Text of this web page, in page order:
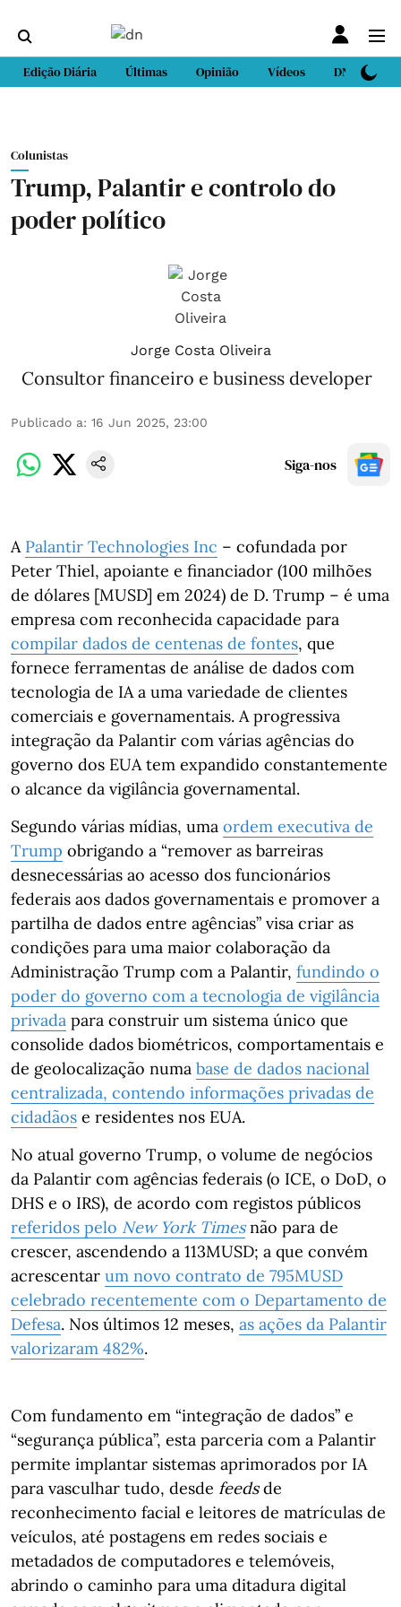
Edição Diária Últimas Opinião Vídeos DN Sport
Colunistas
Trump, Palantir e controlo do
poder político
Jorge Costa Oliveira
Consultor financeiro e business developer
Publicado a: 16 Jun 2025, 23:00
Siga-nos
A Palantir Technologies Inc – cofundada por
Peter Thiel, apoiante e financiador (100 milhões
de dólares [MUSD] em 2024) de D. Trump – é uma
empresa com reconhecida capacidade para
compilar dados de centenas de fontes, que
fornece ferramentas de análise de dados com
tecnologia de IA a uma variedade de clientes
comerciais e governamentais. A progressiva
integração da Palantir com várias agências do
governo dos EUA tem expandido constantemente
o alcance da vigilância governamental.
Segundo várias mídias, uma ordem executiva de
Trump obrigando a “remover as barreiras
desnecessárias ao acesso dos funcionários
federais aos dados governamentais e promover a
partilha de dados entre agências” visa criar as
condições para uma maior colaboração da
Administração Trump com a Palantir, fundindo o
poder do governo com a tecnologia de vigilância
privada para construir um sistema único que
consolide dados biométricos, comportamentais e
de geolocalização numa base de dados nacional
centralizada, contendo informações privadas de
cidadãos e residentes nos EUA.
No atual governo Trump, o volume de negócios
da Palantir com agências federais (o ICE, o DoD, o
DHS e o IRS), de acordo com registos públicos
referidos pelo New York Timesnão para de
crescer, ascendendo a 113MUSD; a que convém
acrescentar um novo contrato de 795MUSD
celebrado recentemente com o Departamento de
Defesa. Nos últimos 12 meses, as ações da Palantir
valorizaram 482%.
Com fundamento em “integração de dados” e
“segurança pública”, esta parceria com a Palantir
permite implantar sistemas aprimorados por IA
para vasculhar tudo, desde feedsde
reconhecimento facial e leitores de matrículas de
veículos, até postagens em redes sociais e
metadados de computadores e telemóveis,
abrindo o caminho para uma ditadura digital